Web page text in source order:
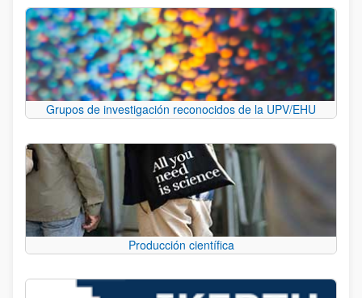
Grupos de investigación reconocidos de la UPV/EHU
Producción científica